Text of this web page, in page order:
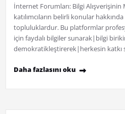
İnternet Forumları: Bilgi
katılımcıların belirli konular
topluluklardur. Bu platformlar
için faydalı bilgiler sunarak|bilgi
demokratikleştirerek|herkesin katkı
Daha fazlasını oku